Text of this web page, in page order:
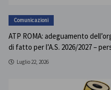
Comunicazioni
ATP ROMA: adeguamento
di fatto per l’A.S. 2026/2027 –
Luglio 22, 2026